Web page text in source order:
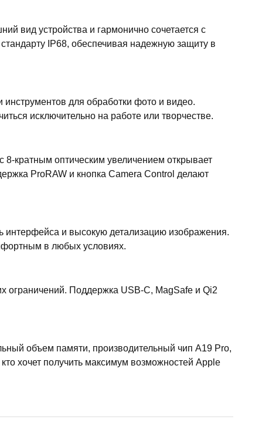
вид устройства и гармонично сочетается с
IP68, обеспечивая надежную защиту в
для обработки фото и видео.
исключительно на работе или творчестве.
кратным оптическим увеличением открывает
ProRAW и кнопка Camera Control делают
интерфейса и высокую детализацию изображения.
в любых условиях.
ограничений. Поддержка USB-C, MagSafe и Qi2
объем памяти, производительный чип A19 Pro,
хочет получить максимум возможностей Apple